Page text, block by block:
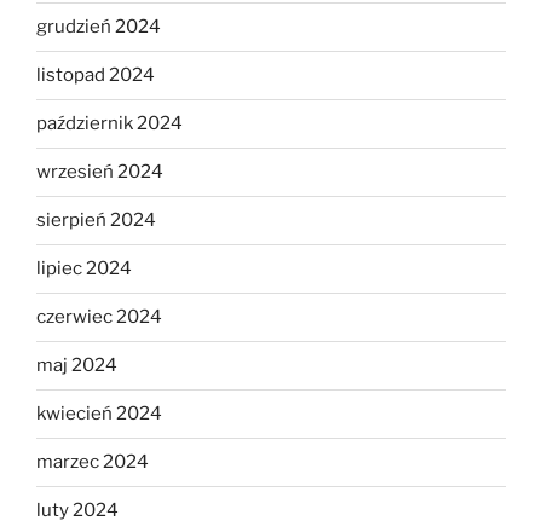
grudzień 2024
listopad 2024
październik 2024
wrzesień 2024
sierpień 2024
lipiec 2024
czerwiec 2024
maj 2024
kwiecień 2024
marzec 2024
luty 2024